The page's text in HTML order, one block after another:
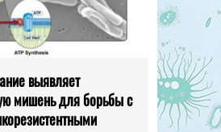
выявляет
мишень для борьбы с